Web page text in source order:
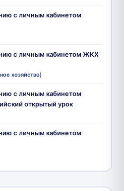
с личным кабинетом
с личным кабинетом ЖКХ
хозяйство)
с личным кабинетом
открытый урок
с личным кабинетом